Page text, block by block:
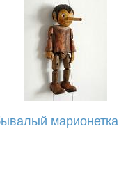
марионетка